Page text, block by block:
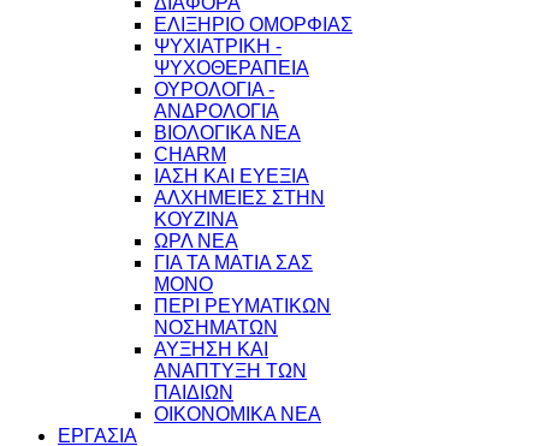
ΕΛΙΞΗΡΙΟ ΟΜΟΡΦΙΑΣ
ΨΥΧΙΑΤΡΙΚΗ -
ΨΥΧΟΘΕΡΑΠΕΙΑ
ΟΥΡΟΛΟΓΙΑ -
ΑΝΔΡΟΛΟΓΙΑ
ΒΙΟΛΟΓΙΚΑ ΝΕΑ
CHARM
ΙΑΣΗ ΚΑΙ ΕΥΕΞΙΑ
ΑΛΧΗΜΕΙΕΣ ΣΤΗΝ
ΚΟΥΖΙΝΑ
ΩΡΛ ΝEA
ΓΙΑ ΤΑ ΜΑΤΙΑ ΣΑΣ
ΜΟΝΟ
ΠΕΡΙ ΡΕΥΜΑΤΙΚΩΝ
ΝΟΣΗΜΑΤΩΝ
ΑΥΞΗΣΗ ΚΑΙ
ΑΝΑΠΤΥΞΗ ΤΩΝ
ΠΑΙΔΙΩΝ
ΟΙΚΟΝΟΜΙΚΑ ΝΕΑ
ΕΡΓΑΣΙΑ